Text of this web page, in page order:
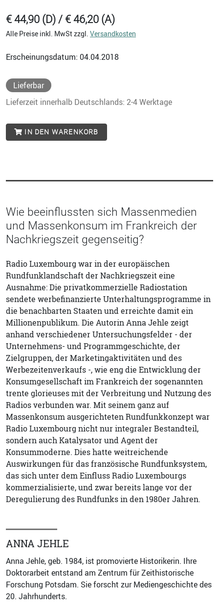
€ 44,90 (D) / € 46,20 (A)
Alle Preise inkl. MwSt zzgl. Versandkosten
Erscheinungsdatum: 04.04.2018
Lieferbar
Lieferzeit innerhalb Deutschlands: 2-4 Werktage
IN DEN WARENKORB
Wie beeinflussten sich Massenmedien
und Massenkonsum im Frankreich der
Nachkriegszeit gegenseitig?
Radio Luxembourg war in der europäischen
Rundfunklandschaft der Nachkriegszeit eine
Ausnahme: Die privatkommerzielle Radiostation
sendete werbefinanzierte Unterhaltungsprogramme in
die benachbarten Staaten und erreichte damit ein
Millionenpublikum. Die Autorin Anna Jehle zeigt
anhand verschiedener Untersuchungsfelder - der
Unternehmens- und Programmgeschichte, der
Zielgruppen, der Marketingaktivitäten und des
Werbezeitenverkaufs -, wie eng die Entwicklung der
Konsumgesellschaft im Frankreich der sogenannten
trente glorieuses mit der Verbreitung und Nutzung des
Radios verbunden war. Mit seinem ganz auf
Massenkonsum ausgerichteten Rundfunkkonzept war
Radio Luxembourg nicht nur integraler Bestandteil,
sondern auch Katalysator und Agent der
Konsummoderne. Dies hatte weitreichende
Auswirkungen für das französische Rundfunksystem,
das sich unter dem Einfluss Radio Luxembourgs
kommerzialisierte, und zwar bereits lange vor der
Deregulierung des Rundfunks in den 1980er Jahren.
ANNA JEHLE
Anna Jehle, geb. 1984, ist promovierte Historikerin. Ihre
Doktorarbeit entstand am Zentrum für Zeithistorische
Forschung Potsdam. Sie forscht zur Mediengeschichte des
20. Jahrhunderts.